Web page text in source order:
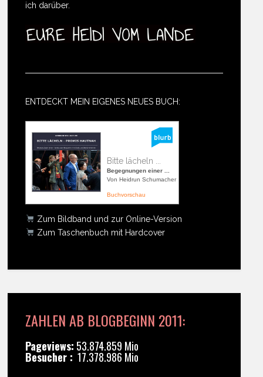
ich darüber.
ENTDECKT MEIN EIGENES NEUES BUCH:
Bitte lächeln ...
Begegnungen einer ...
Von Heidrun Schumacher
Buchvorschau
Zum Bildband und zur Online-Version
Zum Taschenbuch mit Hardcover
ZAHLEN AB BLOGBEGINN 2011:
Pageviews: 53.874.859 Mio
Besucher : 17.378.986 Mio